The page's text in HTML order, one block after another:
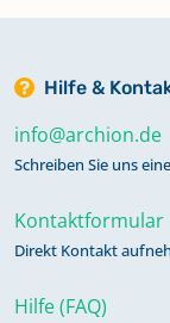
Hilfe &
info@archion.de
Schreiben Sie uns
Kontaktformular
Direkt Kontakt
Hilfe (FAQ)